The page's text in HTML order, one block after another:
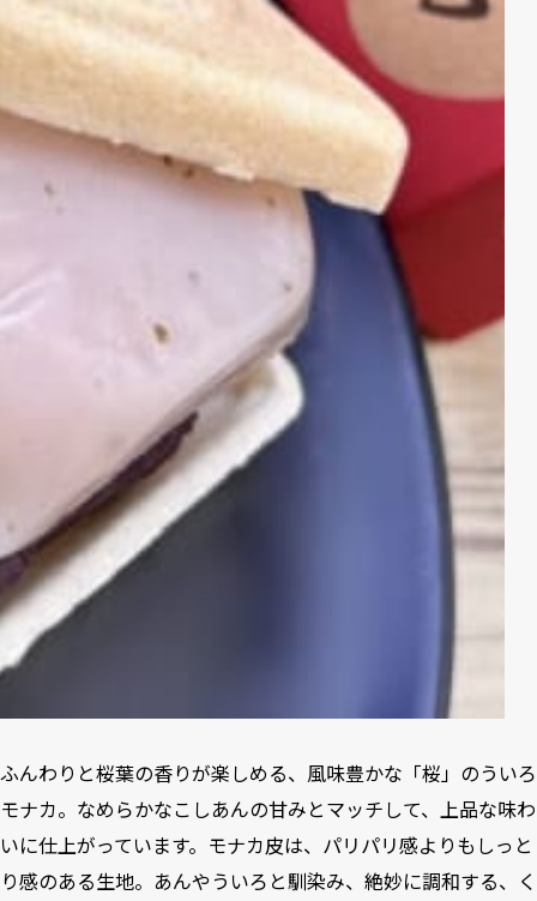
ふんわりと桜葉の香りが楽しめる、風味豊かな「桜」のういろ
モナカ。なめらかなこしあんの甘みとマッチして、上品な味わ
いに仕上がっています。モナカ皮は、パリパリ感よりもしっと
り感のある生地。あんやういろと馴染み、絶妙に調和する、く